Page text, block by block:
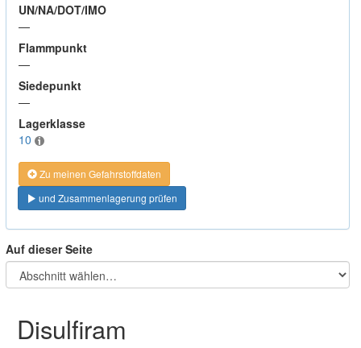
UN/NA/DOT/IMO
—
Flammpunkt
—
Siedepunkt
—
Lagerklasse
10
Zu meinen Gefahrstoffdaten
und Zusammenlagerung prüfen
Auf dieser Seite
Disulfiram